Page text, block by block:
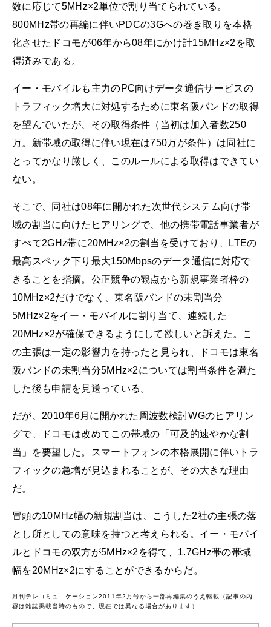
数に応じて5MHz×2単位で割り当てられている。
800MHz帯の再編に伴いPDCの3Gへの巻き取りを本格
化させたドコモが06年から08年にかけ計15MHz×2を取
得済みである。
イー・モバイルも主力のPC向けデータ通信サービスの
トラフィック増大に対処するために東名阪バンドの取得
を望んでいたが、その取得条件（当初は加入者数250
万。新帯域の取得に伴い現在は750万が条件）は同社に
とってかなり厳しく、このルールによる取得はできてい
ない。
そこで、同社は08年に開かれた次世代システム向け帯
域の割当に向けたヒアリングで、他の携帯電話事業者が
すべて2GHz帯に20MHz×2の割当を受けており、LTEの
最高スペック下り最大150Mbpsのデータ通信に対応で
きることを指摘。公正競争の観点から新規事業者枠の
10MHz×2だけでなく、東名阪バンドの未割当分
5MHz×2をイー・モバイルに割り当て、連続した
20MHz×2が確保できるようにして欲しいと訴えた。こ
の主張は一定の影響力を持ったと見られ、ドコモは東名
阪バンドの未割当分5MHz×2については割当条件を満た
した後も申請を見送っている。
だが、2010年6月に開かれた周波数検討WGのヒアリン
グで、ドコモは改めてこの帯域の「可及的速やかな割
当」を要望した。スマートフォンの本格展開に伴いトラ
フィックの急増が見込まれることが、その大きな理由
だ。
冒頭の10MHz幅の新規割当は、こうした2社の主張の落
とし所としての意味を持つと考えられる。イー・モバイ
ルとドコモの双方が5MHz×2を得て、1.7GHz帯の帯域
幅を20MHz×2にすることができるからだ。
月刊テレコミュニケーション2011年2月号から一部再編集のうえ転載（記事の内
容は雑誌掲載当時のもので、現在では異なる場合があります）